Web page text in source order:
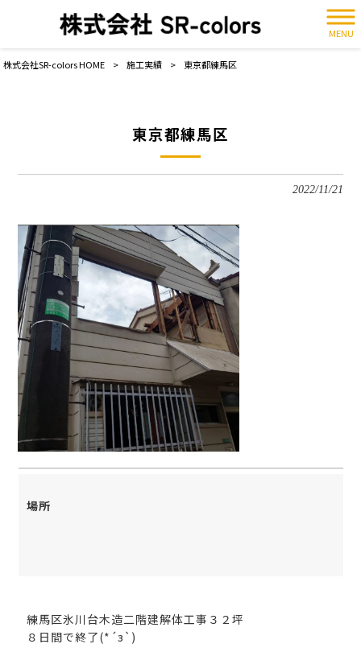
MENU
株式会社SR-colors HOME > 施工実績 > 東京都練馬区
東京都練馬区
2022/11/21
場所
練馬区氷川台木造二階建解体工事３２坪
８日間で終了(*´з`)